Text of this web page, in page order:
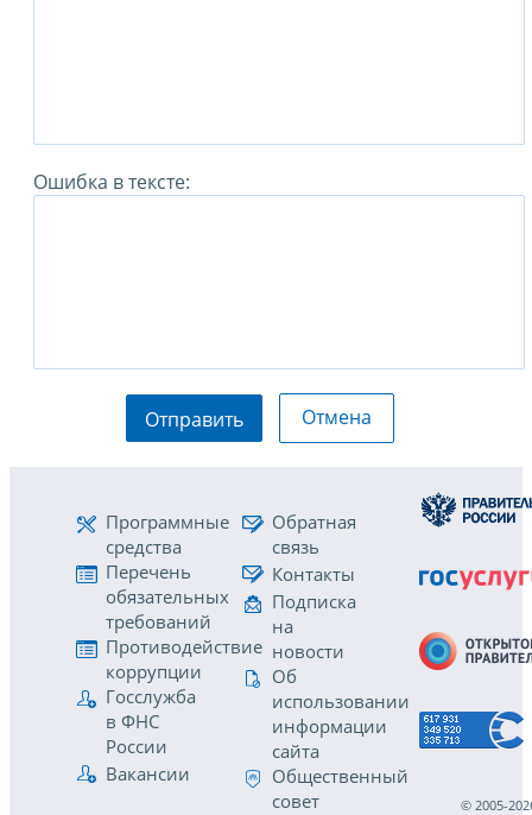
Ошибка в тексте:
Отправить Отмена
Программные
средства
Перечень
обязательных
требований
Противодействие
коррупции
Госслужба
в ФНС
России
Вакансии
Обратная
связь
Контакты
Подписка
на
новости
Об
использовании
информации
сайта
Общественный
совет
© 2005-